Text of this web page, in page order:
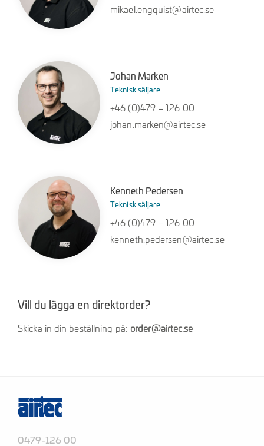
mikael.engquist@airtec.se
Johan Marken
Teknisk säljare
+46 (0)479 – 126 00
johan.marken@airtec.se
Kenneth Pedersen
Teknisk säljare
+46 (0)479 – 126 00
kenneth.pedersen@airtec.se
Vill du lägga en direktorder?
Skicka in din beställning på: order@airtec.se
0479-126 00